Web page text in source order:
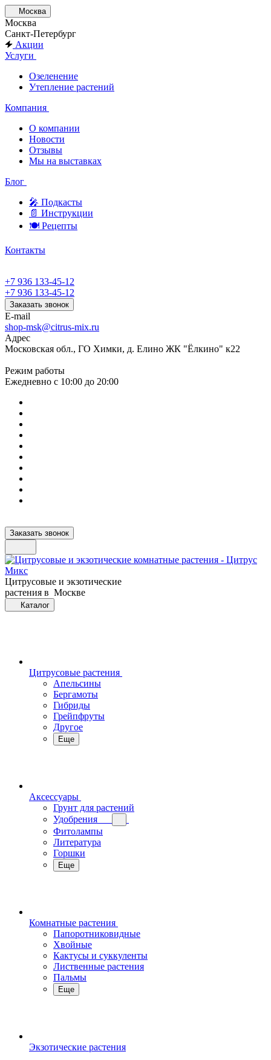
Москва
Москва
Санкт-Петербург
Акции
Услуги
Озеленение
Утепление растений
Компания
О компании
Новости
Отзывы
Мы на выставках
Блог
🎤︎︎ Подкасты
📄 Инструкции
🍽 Рецепты
Контакты
+7 936 133-45-12
+7 936 133-45-12
Заказать звонок
E-mail
shop-msk@citrus-mix.ru
Адрес
Московская обл., ГО Химки, д. Елино ЖК "Ёлкино" к22
Режим работы
Ежедневно с 10:00 до 20:00
Заказать звонок
Цитрусовые и экзотические
растения в Москве
Каталог
Цитрусовые растения
Апельсины
Бергамоты
Гибриды
Грейпфруты
Другое
Еще
Аксессуары
Грунт для растений
Удобрения
Фитолампы
Литература
Горшки
Еще
Комнатные растения
Папоротниковидные
Хвойные
Кактусы и суккуленты
Лиственные растения
Пальмы
Еще
Экзотические растения